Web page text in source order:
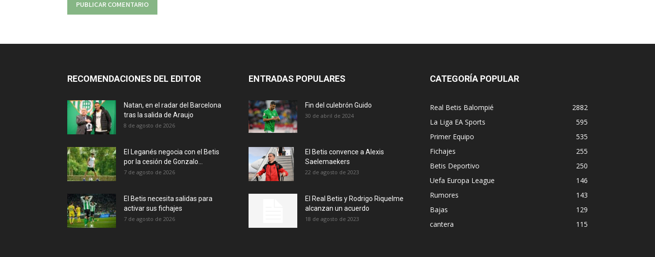
RECOMENDACIONES DEL EDITOR
Natan, en el radar del Barcelona
tras la salida de Araujo
8 de agosto de 2026
El Leganés negocia con el Betis
por la cesión de Gonzalo...
7 de agosto de 2026
El Betis necesita salidas para
activar sus fichajes
7 de agosto de 2026
ENTRADAS POPULARES
Fin del culebrón Guido
30 de abril de 2024
El Betis convence a Alexis
Saelemaekers
22 de agosto de 2023
El Real Betis y Rodrigo Riquelme
alcanzan un acuerdo
18 de agosto de 2023
CATEGORÍA POPULAR
Real Betis Balompié
2882
La Liga EA Sports
595
Primer Equipo
535
Fichajes
255
Betis Deportivo
250
Uefa Europa League
146
Rumores
143
Bajas
129
cantera
115